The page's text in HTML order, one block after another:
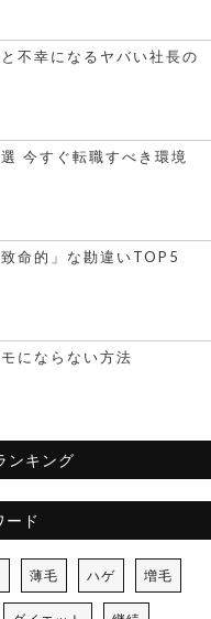
不幸になるヤバい社長の
今すぐ転職すべき環境
命的」な勘違いTOP5
にならない方法
ンキング
ード
薄毛 ハゲ 増毛